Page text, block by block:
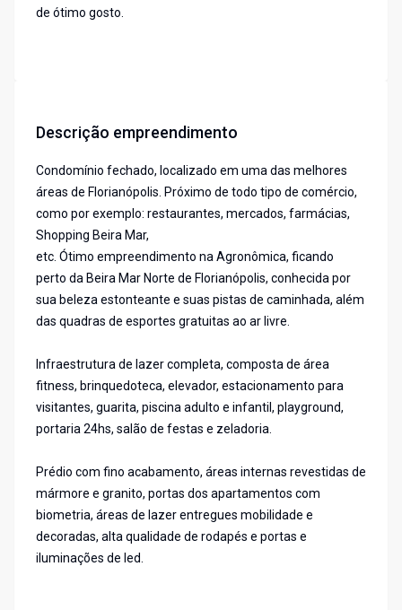
de ótimo gosto.
Descrição empreendimento
Condomínio fechado, localizado em uma das melhores
áreas de Florianópolis. Próximo de todo tipo de comércio,
como por exemplo: restaurantes, mercados, farmácias,
Shopping Beira Mar,
etc. Ótimo empreendimento na Agronômica, ficando
perto da Beira Mar Norte de Florianópolis, conhecida por
sua beleza estonteante e suas pistas de caminhada, além
das quadras de esportes gratuitas ao ar livre.
Infraestrutura de lazer completa, composta de área
fitness, brinquedoteca, elevador, estacionamento para
visitantes, guarita, piscina adulto e infantil, playground,
portaria 24hs, salão de festas e zeladoria.
Prédio com fino acabamento, áreas internas revestidas de
mármore e granito, portas dos apartamentos com
biometria, áreas de lazer entregues mobilidade e
decoradas, alta qualidade de rodapés e portas e
iluminações de led.